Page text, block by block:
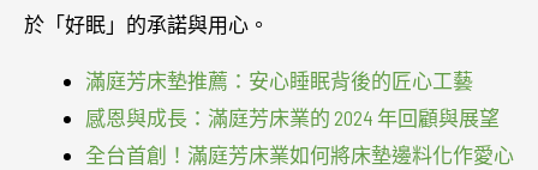
於「好眠」的承諾與用心。
滿庭芳床墊推薦：安心睡眠背後的匠心工藝
感恩與成長：滿庭芳床業的 2024 年回顧與展望
全台首創！滿庭芳床業如何將床墊邊料化作愛心